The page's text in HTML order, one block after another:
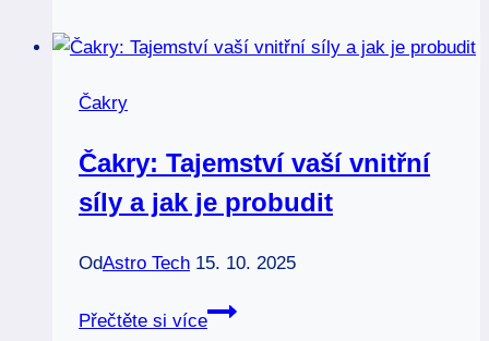
ovlivňují
náladu
Čakry
Čakry: Tajemství vaší vnitřní
síly a jak je probudit
OdAstro Tech 15. 10. 2025
Přečtěte si více
Čakry: